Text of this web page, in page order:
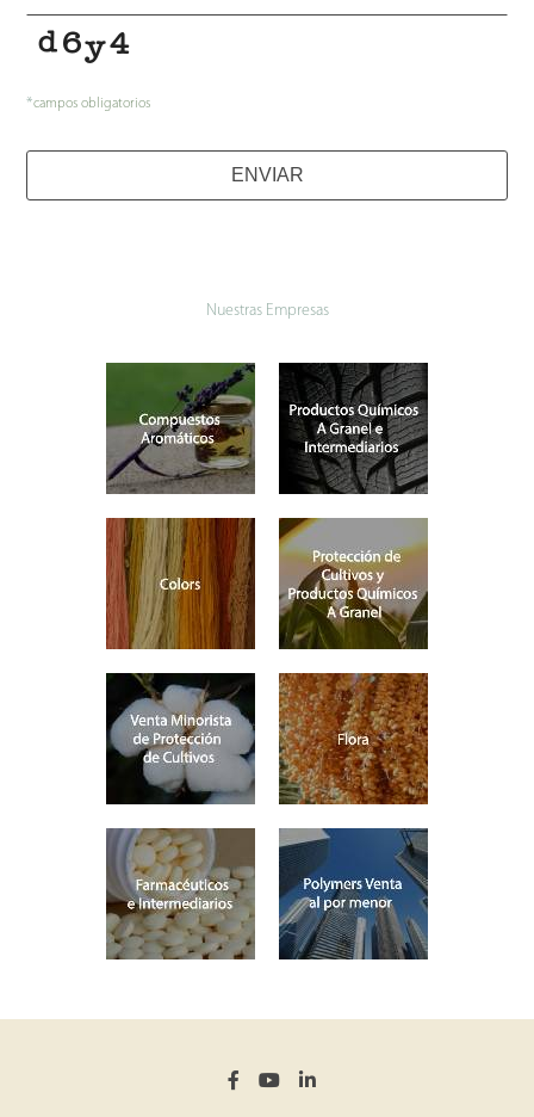
*campos obligatorios
ENVIAR
Nuestras Empresas